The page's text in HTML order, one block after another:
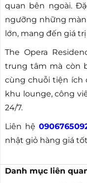
quan bên ngoài.
ngưỡng những
lớn, mang đến giá
The Opera
trung tâm mà còn
cùng chuỗi tiện ích
khu lounge, công
24/7.
Liên hệ
nhật giỏ hàng giá
Danh mục liên